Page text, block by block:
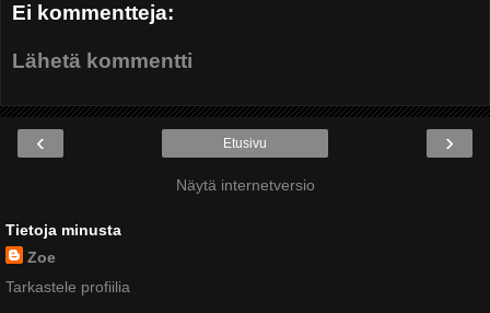
Ei kommentteja:
Lähetä kommentti
‹ ›
Etusivu
Näytä internetversio
Tietoja minusta
Zoe
Tarkastele profiilia